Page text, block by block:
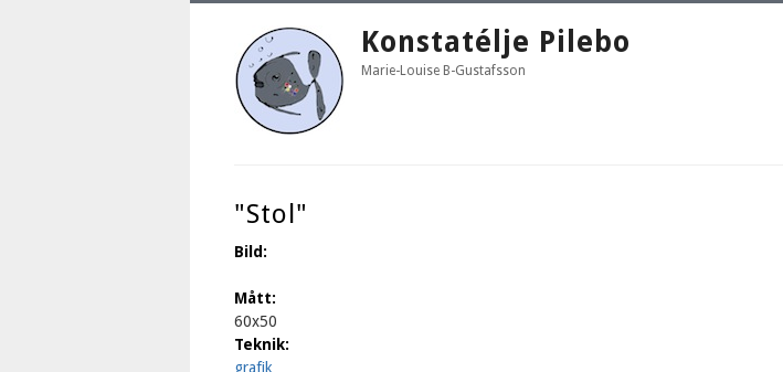
Konstatélje Pilebo
Marie-Louise B-Gustafsson
"Stol"
Bild:
Mått:
60x50
Teknik:
grafik